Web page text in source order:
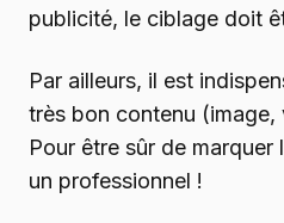
publicité, le ciblage doit
Par ailleurs, il est
très bon contenu
Pour être sûr de
un professionnel !